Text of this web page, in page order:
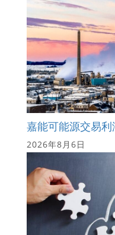
嘉能可能源交易
2026年8月6日